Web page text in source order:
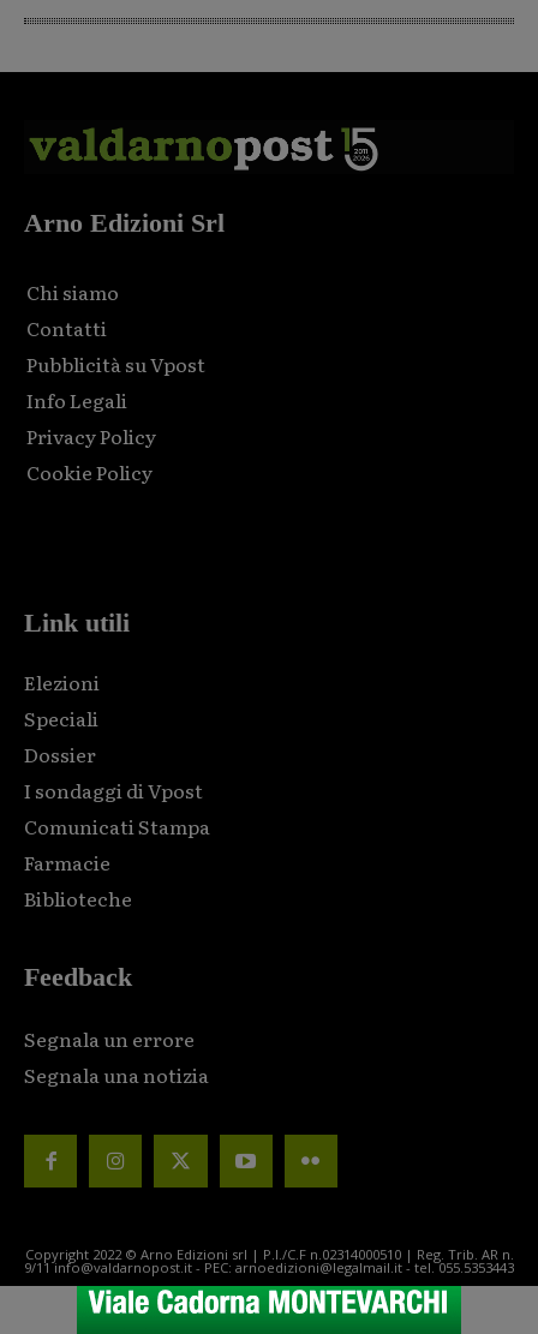
Arno Edizioni Srl
Chi siamo
Contatti
Pubblicità su Vpost
Info Legali
Privacy Policy
Cookie Policy
Link utili
Elezioni
Speciali
Dossier
I sondaggi di Vpost
Comunicati Stampa
Farmacie
Biblioteche
Feedback
Segnala un errore
Segnala una notizia
Copyright 2022 © Arno Edizioni srl | P.I./C.F n.02314000510 | Reg. Trib. AR n.
9/11 info@valdarnopost.it - PEC: arnoedizioni@legalmail.it - tel. 055.5353443